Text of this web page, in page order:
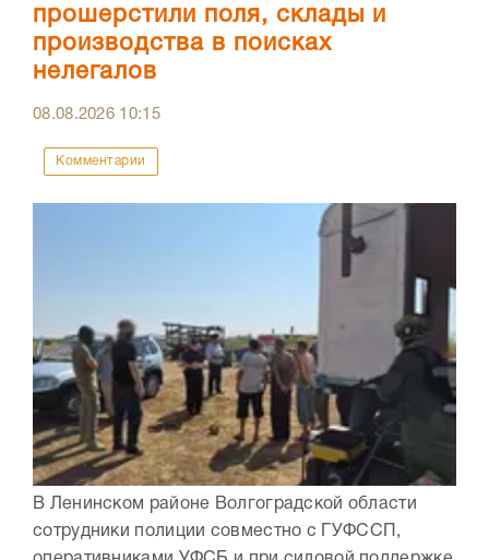
прошерстили поля, склады и
производства в поисках
нелегалов
08.08.2026 10:15
Комментарии
В Ленинском районе Волгоградской области
сотрудники полиции совместно с ГУФССП,